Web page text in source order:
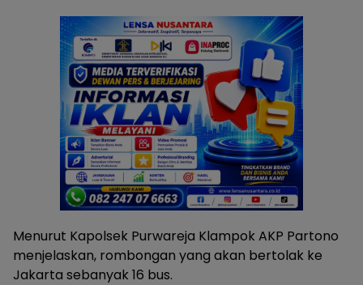
Menurut Kapolsek Purwareja Klampok AKP Partono
menjelaskan, rombongan yang akan bertolak ke
Jakarta sebanyak 16 bus.